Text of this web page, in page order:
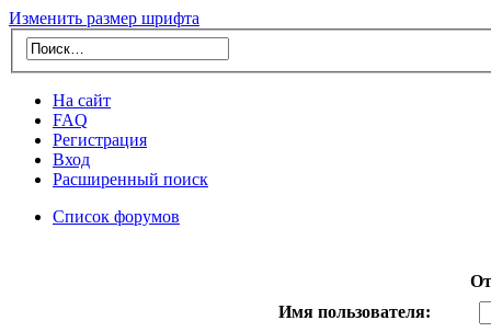
Изменить размер шрифта
На сайт
FAQ
Регистрация
Вход
Расширенный поиск
Список форумов
Имя пользователя: